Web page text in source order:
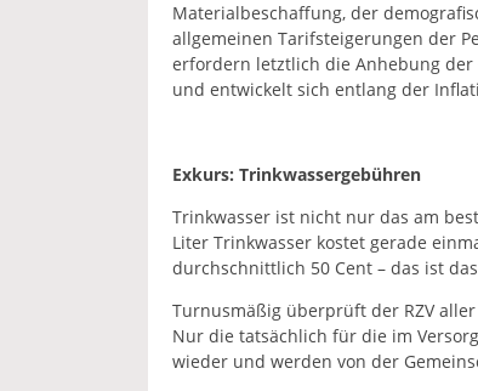
Materialbeschaffung, der
allgemeinen Tarifsteigerungen der
erfordern letztlich die Anhebung
und entwickelt sich entlang der
Exkurs: Trinkwassergebühren
Trinkwasser ist nicht nur das am
Liter Trinkwasser kostet gerade
durchschnittlich 50 Cent – das ist
Turnusmäßig überprüft der RZV
Nur die tatsächlich für die im
wieder und werden von der